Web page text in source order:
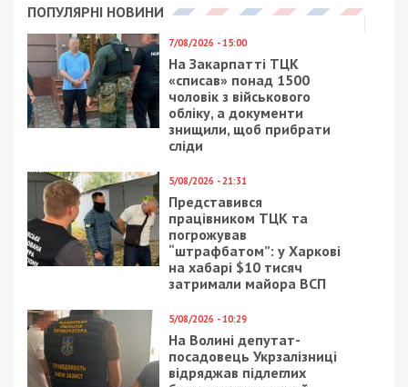
характерного поджаристого цвета (не
перепеките!).
Лайфхак: готовка
Когда вы готовите, то наиболее ценны советы,
которые помогут сначала этот процесс ускорить,
а затем сохранить приготовленное.
Быстро приготовить пасту поможет